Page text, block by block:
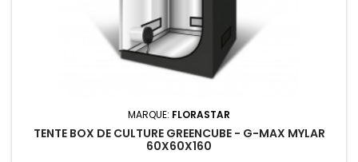
MARQUE: FLORASTAR
TENTE BOX DE CULTURE GREENCUBE - G-MAX MYLAR
60X60X160